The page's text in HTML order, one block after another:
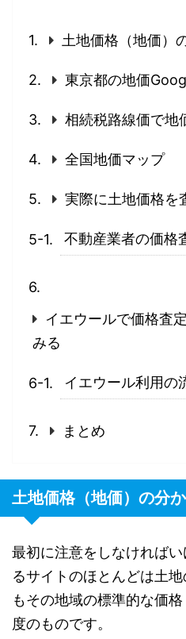
土地価格（地価）
東京都の地価
相続税路線価で地
全国地価マップ
実際に土地価格を
不動産業者の価格
イエウールで価格査
みる
イエウール利用の
まとめ
土地価格（地価）の分
最初に注意をしなければ
るサイトのほとんどは土
もその地域の標準的な価
度のものです。